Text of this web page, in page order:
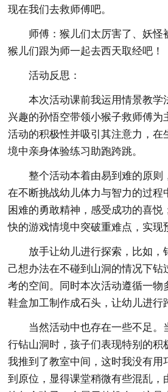
现在我们去救师傅吧。
师傅：猴儿们太厉害了、妖怪
猴儿们跟为师一起去西天取经吧！
活动反思：
本次活动课前我运用情景教学
兴趣的孙悟空带领小猴子救师傅为
活动的积极性并吸引其注意力，在
境中亲身体验练习助跑跨跳。
整个活动本着由易到难的原则
在不断挑战幼儿体力与智力的过程
困难的勇敢精神，感受成功的喜悦
快的游戏情境中突破重难点，实现
放手让幼儿进行探索，比如，
己想办法在不碰到山洞的情况下钻
考的空间。同时本次活动遵循一物
鞋盒加工制作成石头，让幼儿进行
当然活动中也存在一些不足。
行钻山洞时，孩子们表现特别的积
我推到了教室中间，这时我没有用
到原位，显得课堂稍微有些混乱，